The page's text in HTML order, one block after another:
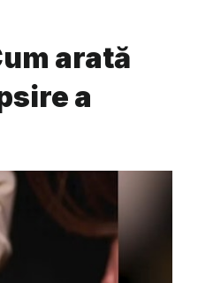
arată
a